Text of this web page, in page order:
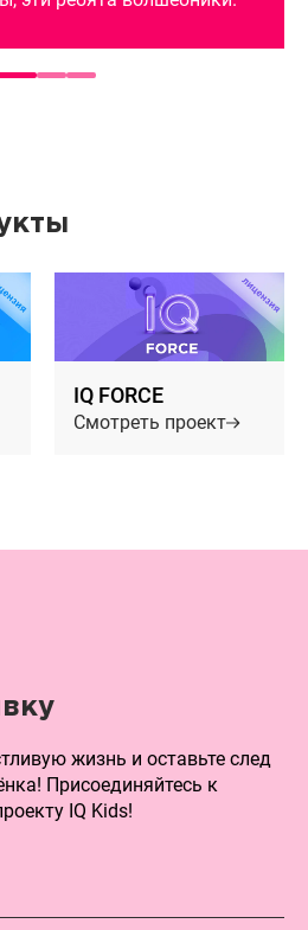
IQ FORCE
Смотреть проект
жизнь и оставьте след
Присоединяйтесь к
IQ Kids!